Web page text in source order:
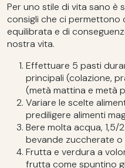
Per uno stile di vita sano è
consigli che ci permettono
equilibrata e di
nostra vita.
Effettuare 5 pasti
principali (colazione,
(metà mattina e metà
Variare le scelte
prediligere alimenti
Bere molta acqua, 1,5/
bevande zuccherate
Frutta e verdura a
frutta come spuntino